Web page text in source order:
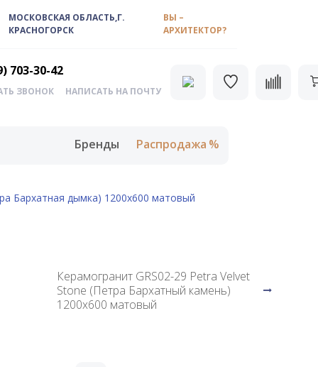
МОСКОВСКАЯ ОБЛАСТЬ,Г.
КРАСНОГОРСК
ВЫ –
АРХИТЕКТОР?
703-30-42
ЗВОНОК НАПИСАТЬ НА ПОЧТУ
Бренды Распродажа
Бархатная дымка) 1200x600 матовый
Керамогранит GRS02-29 Petra Velvet
Stone (Петра Бархатный камень)
1200x600 матовый